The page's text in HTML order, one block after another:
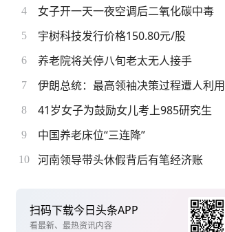
4 女子开一天一夜空调后二氧化碳中毒
5 宇树科技发行价格150.80元/股
6 养老院将关停八旬老太无人接手
7 伊朗总统：最高领袖决策过程遭人利用
8 41岁女子为鼓励女儿考上985研究生
9 中国养老床位“三连降”
10 河南领导带头休假背后有笔经济账
扫码下载今日头条APP
看最新、最热资讯内容